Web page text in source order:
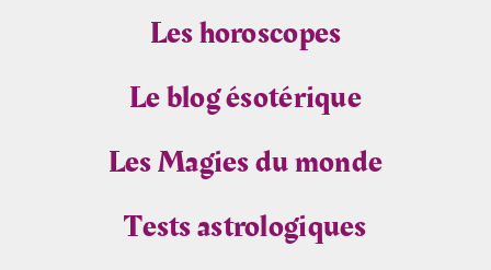
Les horoscopes
Le blog ésotérique
Les Magies du monde
Tests astrologiques